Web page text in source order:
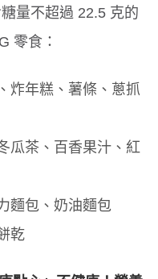
量不超過 22.5 克的
零食：
炸年糕、薯條、蔥抓
瓜茶、百香果汁、紅
麵包、奶油麵包
乾